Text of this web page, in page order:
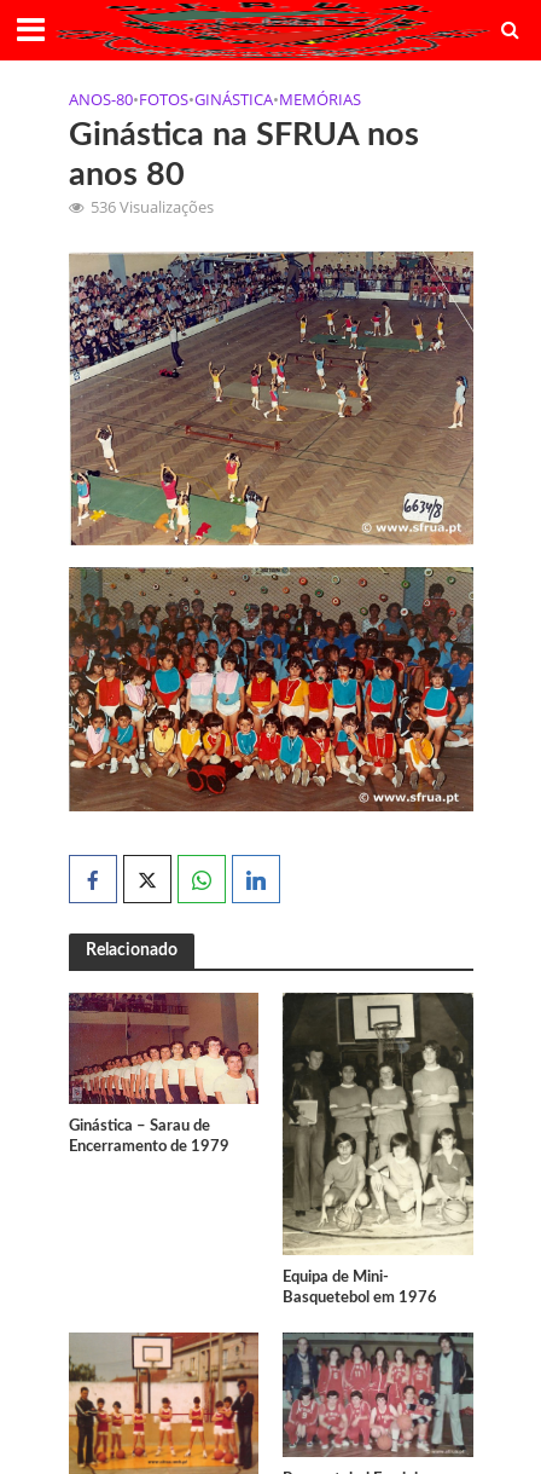
ANOS-80•FOTOS•GINÁSTICA•MEMÓRIAS
Ginástica na SFRUA nos
anos 80
536 Visualizações
Relacionado
Ginástica – Sarau de
Encerramento de 1979
Equipa de Mini-
Basquetebol em 1976